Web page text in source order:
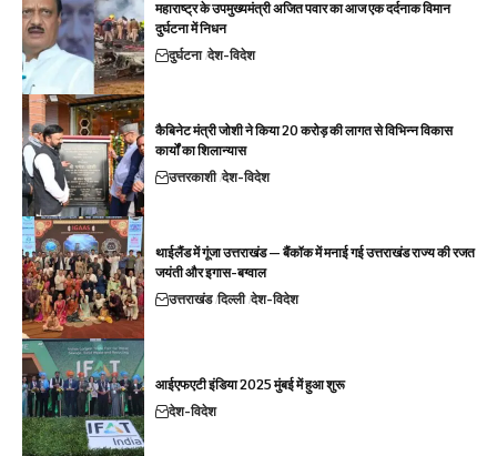
महाराष्ट्र के उपमुख्यमंत्री अजित पवार का आज एक दर्दनाक विमान
दुर्घटना में निधन
दुर्घटना देश-विदेश
कैबिनेट मंत्री जोशी ने किया 20 करोड़ की लागत से विभिन्न विकास
कार्यों का शिलान्यास
उत्तरकाशी देश-विदेश
थाईलैंड में गूंजा उत्तराखंड — बैंकॉक में मनाई गई उत्तराखंड राज्य की रजत
जयंती और इगास-बग्वाल
उत्तराखंड दिल्ली देश-विदेश
आईएफएटी इंडिया 2025 मुंबई में हुआ शुरू
देश-विदेश